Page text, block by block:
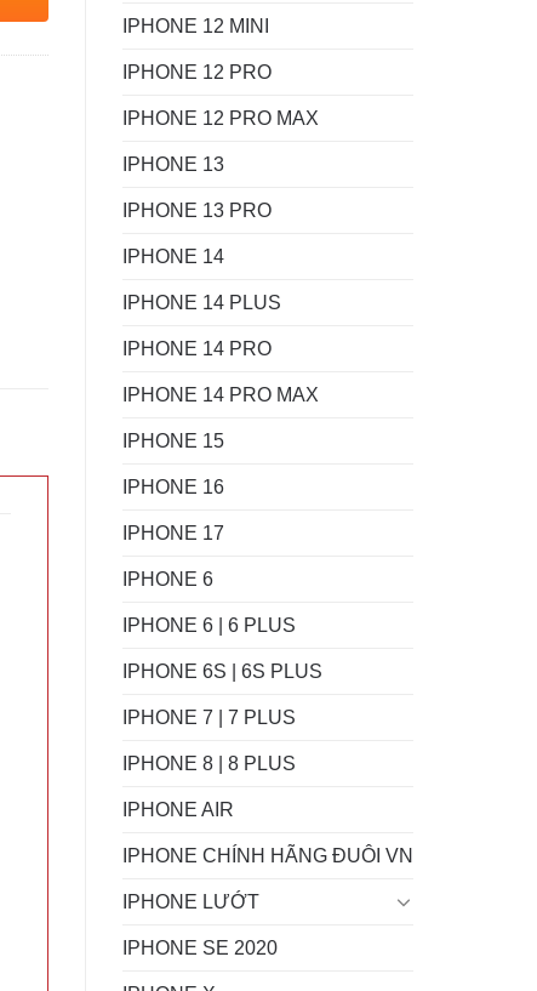
IPHONE 12 MINI
IPHONE 12 PRO
IPHONE 12 PRO MAX
IPHONE 13
IPHONE 13 PRO
IPHONE 14
IPHONE 14 PLUS
IPHONE 14 PRO
IPHONE 14 PRO MAX
IPHONE 15
IPHONE 16
IPHONE 17
IPHONE 6
IPHONE 6 | 6 PLUS
IPHONE 6S | 6S PLUS
IPHONE 7 | 7 PLUS
IPHONE 8 | 8 PLUS
IPHONE AIR
IPHONE CHÍNH HÃNG ĐUÔI VN
IPHONE LƯỚT
IPHONE SE 2020